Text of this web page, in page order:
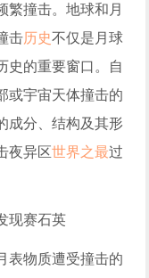
繁撞击。地球和月
击历史不仅是月球
史的重要窗口。自
或宇宙天体撞击的
成分、结构及其形
夜异区世界之最过
表物质遭受撞击的